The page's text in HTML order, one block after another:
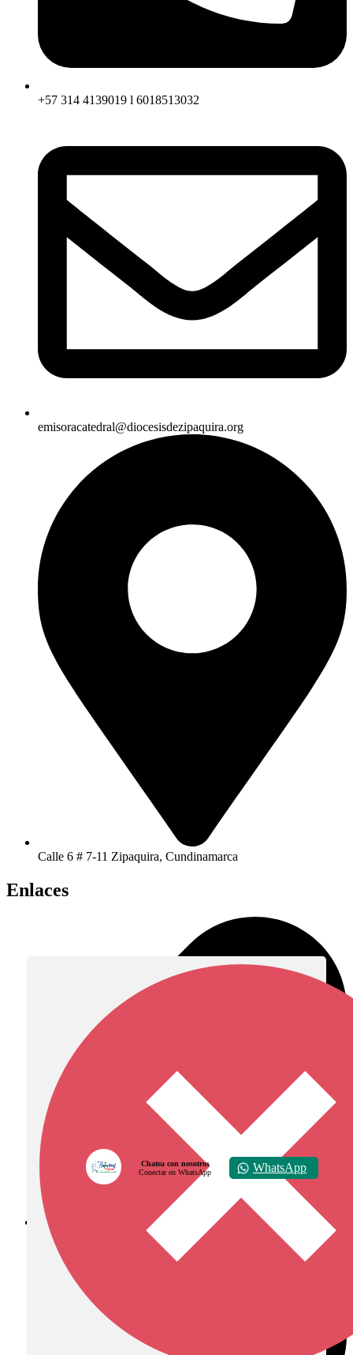
+57 314 4139019 l 6018513032
emisoracatedral@diocesisdezipaquira.org
Calle 6 # 7-11 Zipaquira, Cundinamarca
Enlaces
Diócesis de Zipaquirá
Chatea con nosotros
Conectar en WhatsApp
WhatsApp